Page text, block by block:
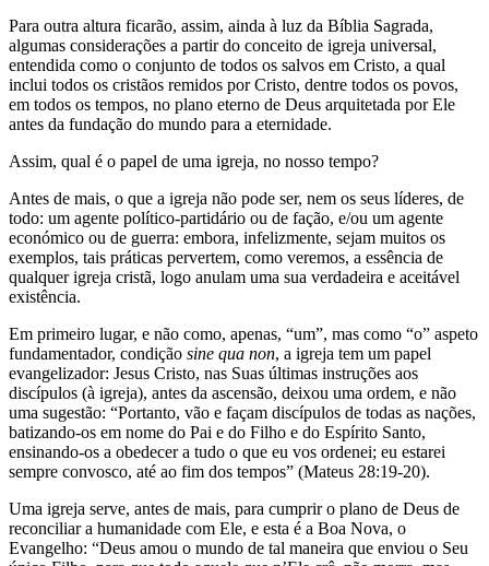
Para outra altura ficarão, assim, ainda à luz da Bíblia Sagrada,
algumas considerações a partir do conceito de igreja universal,
entendida como o conjunto de todos os salvos em Cristo, a qual
inclui todos os cristãos remidos por Cristo, dentre todos os povos,
em todos os tempos, no plano eterno de Deus arquitetada por Ele
antes da fundação do mundo para a eternidade.
Assim, qual é o papel de uma igreja, no nosso tempo?
Antes de mais, o que a igreja não pode ser, nem os seus líderes, de
todo: um agente político-partidário ou de fação, e/ou um agente
económico ou de guerra: embora, infelizmente, sejam muitos os
exemplos, tais práticas pervertem, como veremos, a essência de
qualquer igreja cristã, logo anulam uma sua verdadeira e aceitável
existência.
Em primeiro lugar, e não como, apenas, “um”, mas como “o” aspeto
fundamentador, condição sine qua non, a igreja tem um papel
evangelizador: Jesus Cristo, nas Suas últimas instruções aos
discípulos (à igreja), antes da ascensão, deixou uma ordem, e não
uma sugestão: “Portanto, vão e façam discípulos de todas as nações,
batizando-os em nome do Pai e do Filho e do Espírito Santo,
ensinando-os a obedecer a tudo o que eu vos ordenei; eu estarei
sempre convosco, até ao fim dos tempos” (Mateus 28:19-20).
Uma igreja serve, antes de mais, para cumprir o plano de Deus de
reconciliar a humanidade com Ele, e esta é a Boa Nova, o
Evangelho: “Deus amou o mundo de tal maneira que enviou o Seu